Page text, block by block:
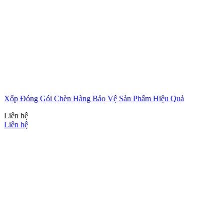
Xốp Đóng Gói Chèn Hàng Bảo Vệ Sản Phẩm Hiệu Quả
Liên hệ
Liên hệ